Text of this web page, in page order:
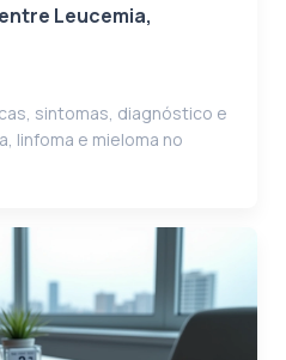
Leucemia,
sintomas, diagnóstico e
linfoma e mieloma no